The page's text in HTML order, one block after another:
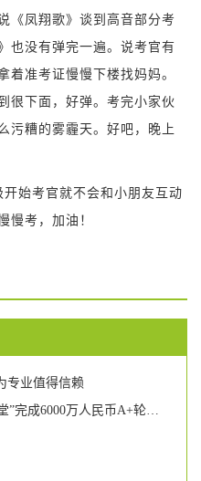
《凤翔歌》谈到高音部分考
也没有弹完一遍。说考官有
着准考证慢慢下楼找妈妈。
很下面，好弹。考完小家伙
污糟的雾霾天。好吧，晚上
考官就不会和小朋友互动
慢考，加油！
专业值得信赖
中小学1对1在线辅导品牌“嗨课堂”完成6000万人民币A+轮融资,基因资本、亦联资本投资